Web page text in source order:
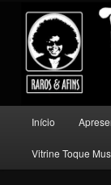
conteúdo
principal
conteúdo
secundário
Toque
Um lugar para
principal
Início
Vitrine Toque